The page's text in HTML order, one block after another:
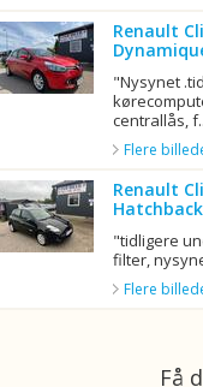
Renault
"Nysynet
centrallås,
Flere
Renault
"tidligere
filter,
Flere
Få